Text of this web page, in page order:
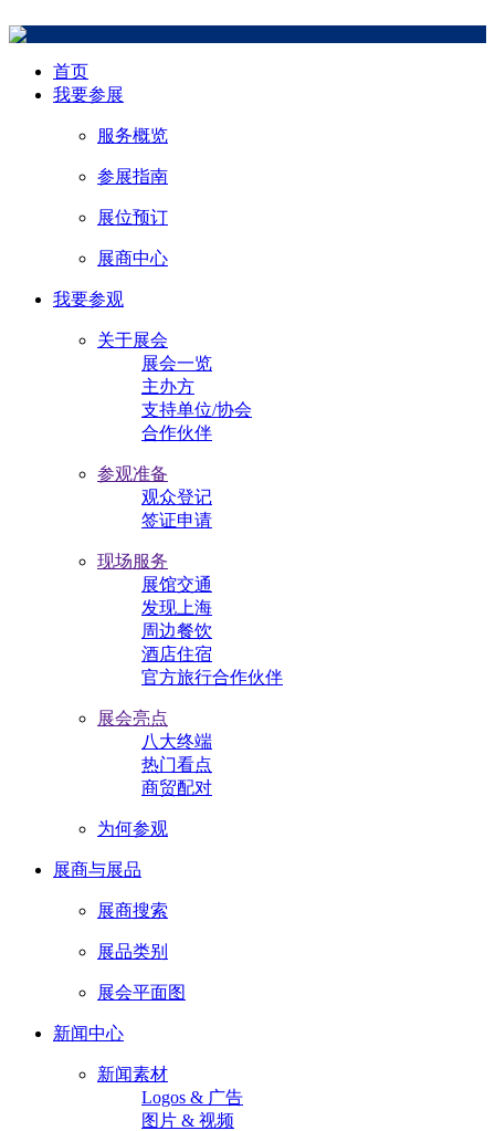
首页
我要参展
服务概览
参展指南
展位预订
展商中心
我要参观
关于展会
展会一览
主办方
支持单位/协会
合作伙伴
参观准备
观众登记
签证申请
现场服务
展馆交通
发现上海
周边餐饮
酒店住宿
官方旅行合作伙伴
展会亮点
八大终端
热门看点
商贸配对
为何参观
展商与展品
展商搜索
展品类别
展会平面图
新闻中心
新闻素材
Logos & 广告
图片 & 视频